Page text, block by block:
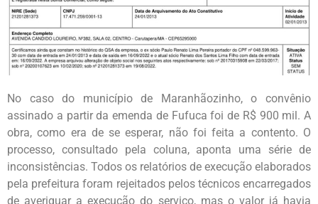
No caso do município de Maranhãozinho, o convênio
assinado a partir da emenda de Fufuca foi de R$ 900 mil. A
obra, como era de se esperar, não foi feita a contento. O
processo, consultado pela coluna, aponta uma série de
inconsistências. Todos os relatórios de execução elaborados
pela prefeitura foram rejeitados pelos técnicos encarregados
de averiguar a execução do serviço, mas o valor já havia